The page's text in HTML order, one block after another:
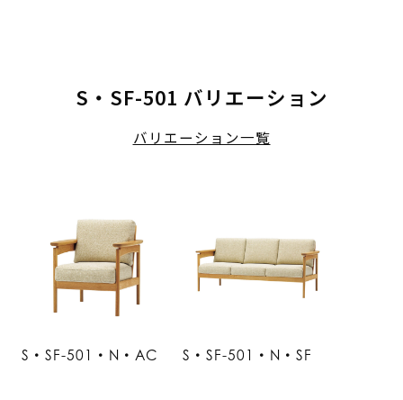
S・SF-501 バリエーション
バリエーション一覧
S・SF-501・N・AC S・SF-501・N・SF